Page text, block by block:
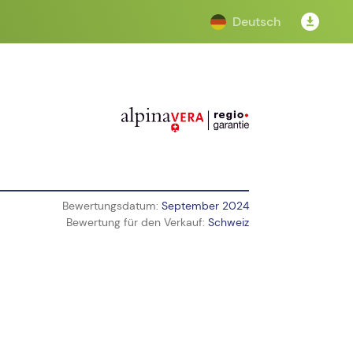
Deutsch
Bewertungsdatum: September 2024
Bewertung für den Verkauf: Schweiz